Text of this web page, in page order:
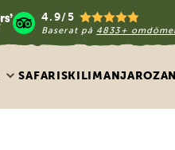
4.9/5
Baserat på 4833+
SAFARISKILIMANJARO